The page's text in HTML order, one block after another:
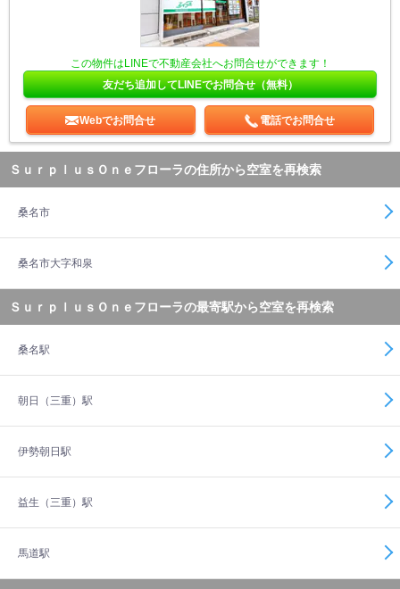
この物件はLINEで不動産会社へお問合せができます！
友だち追加してLINEでお問合せ（無料）
Webでお問合せ 電話でお問合せ
ＳｕｒｐｌｕｓＯｎｅフローラの住所から空室を再検索
桑名市
桑名市大字和泉
ＳｕｒｐｌｕｓＯｎｅフローラの最寄駅から空室を再検索
桑名駅
朝日（三重）駅
伊勢朝日駅
益生（三重）駅
馬道駅